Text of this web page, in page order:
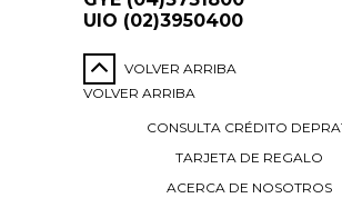
UIO (02)3950400
VOLVER ARRIBA
VOLVER ARRIBA
CONSULTA CRÉDITO
TARJETA DE REGALO
ACERCA DE NOSOTROS